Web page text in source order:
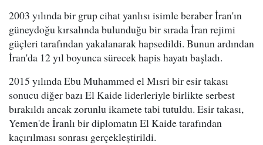
2003 yılında bir grup cihat yanlısı isimle beraber İran'ın
güneydoğu kırsalında bulunduğu bir sırada İran rejimi
güçleri tarafından yakalanarak hapsedildi. Bunun ardından
İran'da 12 yıl boyunca sürecek hapis hayatı başladı.
2015 yılında Ebu Muhammed el Mısri bir esir takası
sonucu diğer bazı El Kaide liderleriyle birlikte serbest
bırakıldı ancak zorunlu ikamete tabi tutuldu. Esir takası,
Yemen'de İranlı bir diplomatın El Kaide tarafından
kaçırılması sonrası gerçekleştirildi.